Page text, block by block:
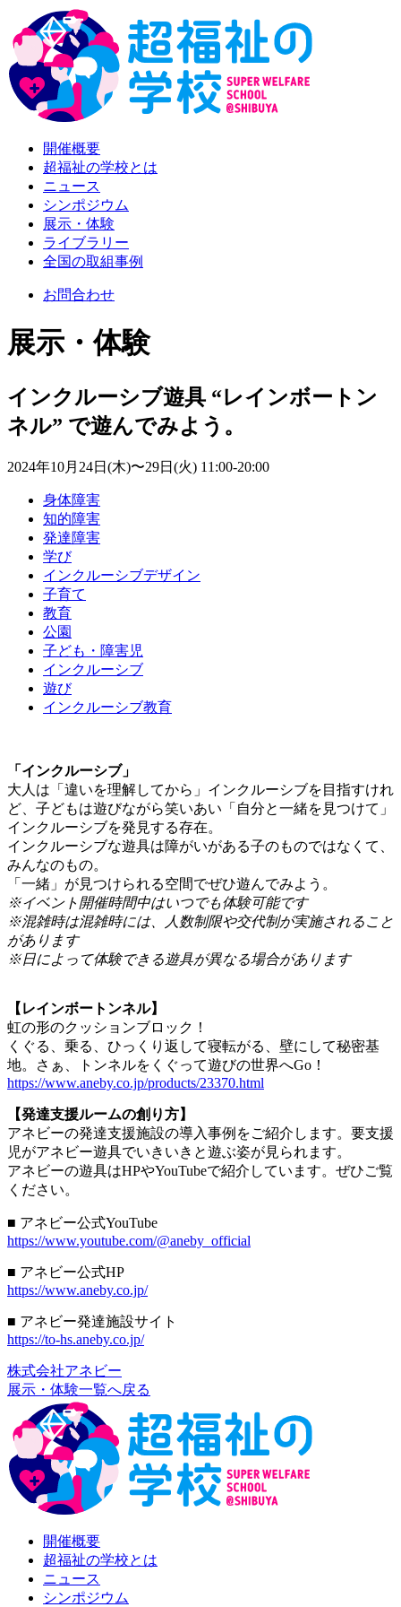
開催概要
超福祉の学校とは
ニュース
シンポジウム
展示・体験
ライブラリー
全国の取組事例
お問合わせ
展示・体験
インクルーシブ遊具 “レインボートン
ネル” で遊んでみよう。
2024年10月24日(木)〜29日(火) 11:00-20:00
身体障害
知的障害
発達障害
学び
インクルーシブデザイン
子育て
教育
公園
子ども・障害児
インクルーシブ
遊び
インクルーシブ教育
「インクルーシブ」
大人は「違いを理解してから」インクルーシブを目指すけれ
ど、子どもは遊びながら笑いあい「自分と一緒を見つけて」
インクルーシブを発見する存在。
インクルーシブな遊具は障がいがある子のものではなくて、
みんなのもの。
「一緒」が見つけられる空間でぜひ遊んでみよう。
※イベント開催時間中はいつでも体験可能です
※混雑時は混雑時には、人数制限や交代制が実施されること
があります
※日によって体験できる遊具が異なる場合があります
【レインボートンネル】
虹の形のクッションブロック！
くぐる、乗る、ひっくり返して寝転がる、壁にして秘密基
地。さぁ、トンネルをくぐって遊びの世界へGo！
https://www.aneby.co.jp/products/23370.html
【発達支援ルームの創り方】
アネビーの発達支援施設の導入事例をご紹介します。要支援
児がアネビー遊具でいきいきと遊ぶ姿が見られます。
アネビーの遊具はHPやYouTubeで紹介しています。ぜひご覧
ください。
■ アネビー公式YouTube
https://www.youtube.com/@aneby_official
■ アネビー公式HP
https://www.aneby.co.jp/
■ アネビー発達施設サイト
https://to-hs.aneby.co.jp/
株式会社アネビー
展示・体験一覧へ戻る
開催概要
超福祉の学校とは
ニュース
シンポジウム